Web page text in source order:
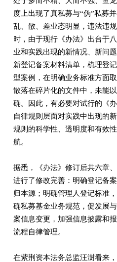
度上出现了真私募与“伪”私募
乱、散、差业态明显，违法违
时，由于现行《办法》出台于
业和实践出现的新情况、新问
新登记备案材料清单，梳理登
型案例，在明确业务标准方面
散落在碎片化的文件中，未能
确。因此，有必要对试行的《
自律规则层面对实践中出现的
规则的科学性、透明度和有效
航。
据悉，《办法》修订后共六章
进行了修改完善：明确登记备
归本源；明确管理人登记标准
确私募基金业务规范，促发展
案信息变更，加强信息披露和
流程自律管理。
在紫荆资本法务总监汪澍看来